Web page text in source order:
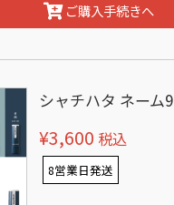
ご購入手続きへ
シャチハタ ネーム9
¥3,600 税込
8営業日発送